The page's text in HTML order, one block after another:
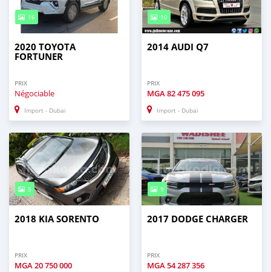
16
2020 TOYOTA
FORTUNER
PRIX
Négociable
Import - Dubai
10
2014 AUDI Q7
PRIX
MGA82 475 095
Import - Dubai
5
2018 KIA SORENTO
PRIX
MGA20 750 000
9
2017 DODGE CHARGER
PRIX
MGA54 287 356